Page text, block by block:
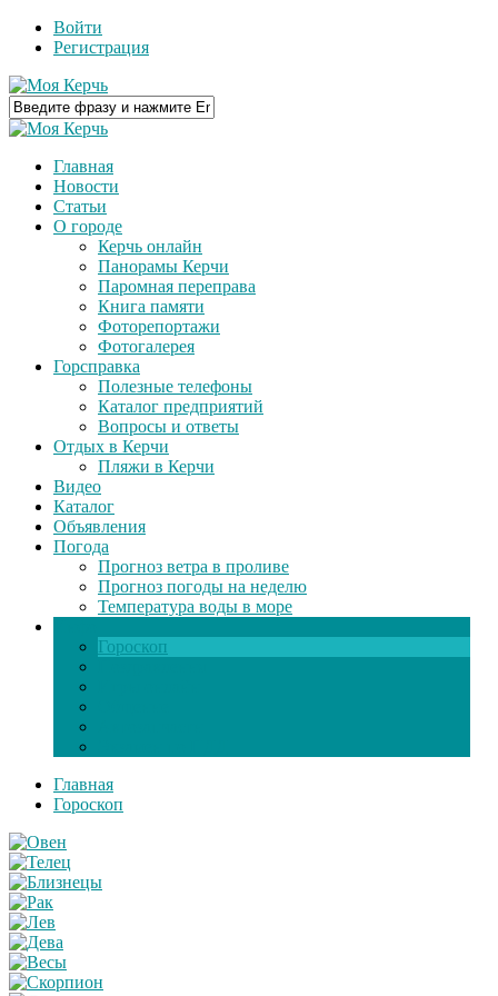
Войти
Регистрация
Главная
Новости
Статьи
О городе
Керчь онлайн
Панорамы Керчи
Паромная переправа
Книга памяти
Фоторепортажи
Фотогалерея
Горсправка
Полезные телефоны
Каталог предприятий
Вопросы и ответы
Отдых в Керчи
Пляжи в Керчи
Видео
Каталог
Объявления
Погода
Прогноз ветра в проливе
Прогноз погоды на неделю
Температура воды в море
Гороскоп
Главная
Гороскоп